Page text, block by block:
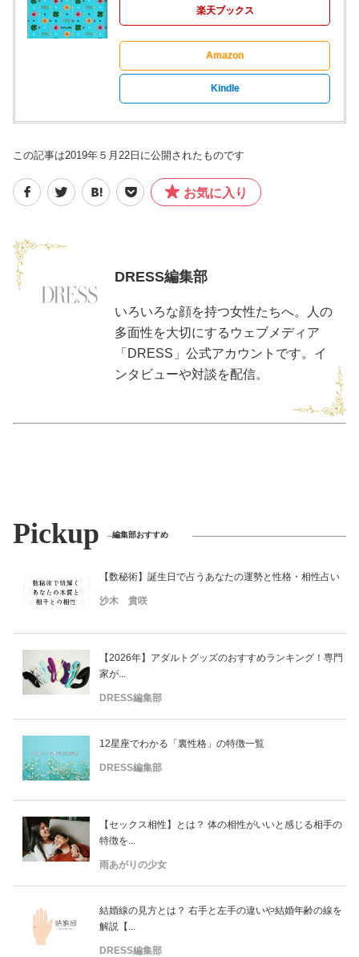
楽天ブックス
Amazon
Kindle
この記事は2019年５月22日に公開されたものです
お気に入り
DRESS編集部
いろいろな顔を持つ女性たちへ。人の
多面性を大切にするウェブメディア
「DRESS」公式アカウントです。イ
ンタビューや対談を配信。
Pickup 編集部おすすめ
【数秘術】誕生日で占うあなたの運勢と性格・相性占い
沙木 貴咲
【2026年】アダルトグッズのおすすめランキング！専門
家が...
DRESS編集部
12星座でわかる「裏性格」の特徴一覧
DRESS編集部
【セックス相性】とは？ 体の相性がいいと感じる相手の
特徴を...
雨あがりの少女
結婚線の見方とは？ 右手と左手の違いや結婚年齢の線を
解説【...
DRESS編集部